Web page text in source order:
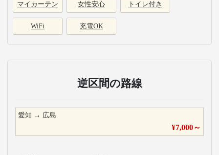
マイカーテン 女性安心 トイレ付き
WiFi 充電OK
逆区間の路線
愛知 → 広島
¥7,000～